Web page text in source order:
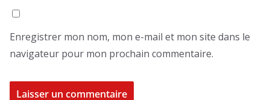
Enregistrer mon nom, mon e-mail et mon site dans le
navigateur pour mon prochain commentaire.